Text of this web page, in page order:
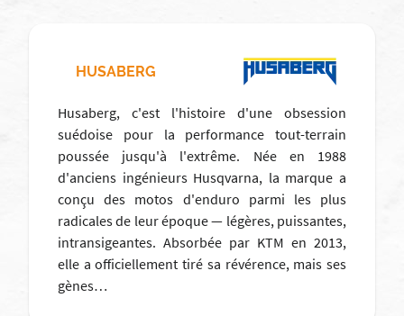
HUSABERG
Husaberg, c'est l'histoire d'une obsession
suédoise pour la performance tout-terrain
poussée jusqu'à l'extrême. Née en 1988
d'anciens ingénieurs Husqvarna, la marque a
conçu des motos d'enduro parmi les plus
radicales de leur époque — légères, puissantes,
intransigeantes. Absorbée par KTM en 2013,
elle a officiellement tiré sa révérence, mais ses
gènes…